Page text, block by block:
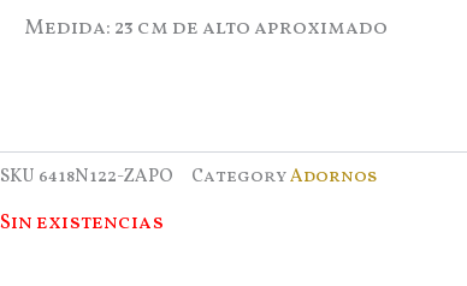
Medida: 23 cm de alto aproximado
SKU 6418N122-ZAPO CategoryAdornos
Sin existencias